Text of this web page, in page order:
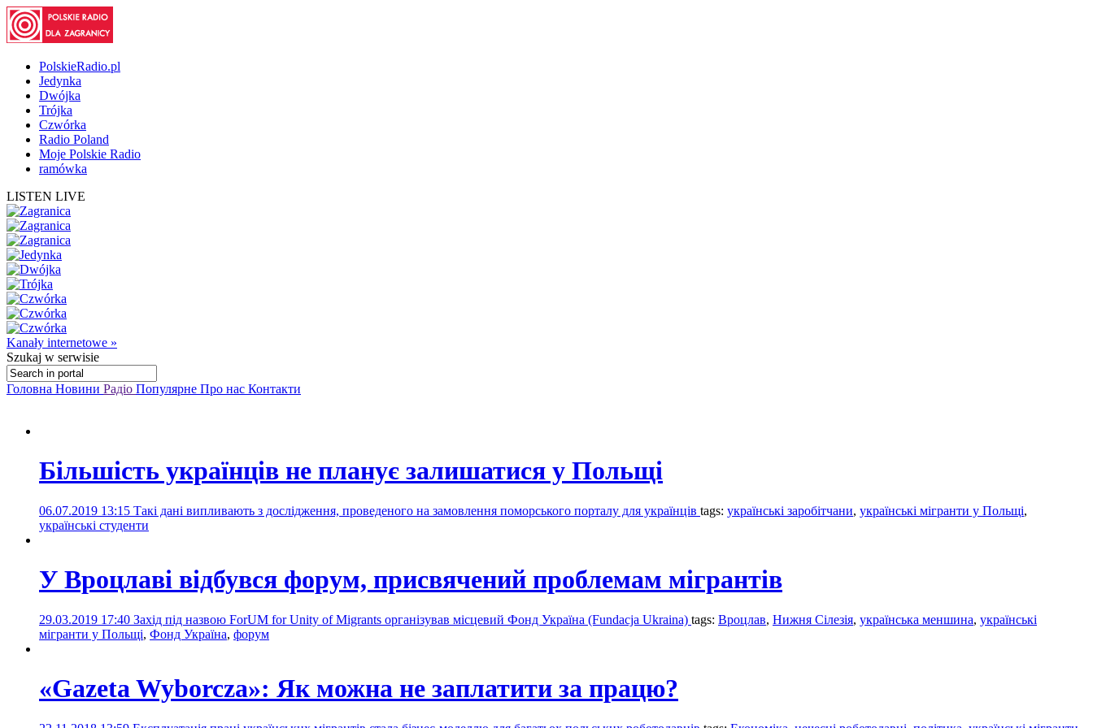
PolskieRadio.pl
Jedynka
Dwójka
Trójka
Czwórka
Radio Poland
Moje Polskie Radio
ramówka
LISTEN LIVE
Kanały internetowe »
Szukaj w serwisie
Головна Новини Радіо Популярне Про нас Контакти
Більшість українців не планує залишатися у Польщі
06.07.2019 13:15 Такі дані випливають з дослідження, проведеного на замовлення поморського порталу для українців tags: українські заробітчани, українські мігранти у Польщі,
українські студенти
У Вроцлаві відбувся форум, присвячений проблемам мігрантів
29.03.2019 17:40 Захід під назвою ForUM for Unity of Migrants організував місцевий Фонд Україна (Fundacja Ukraina) tags: Вроцлав, Нижня Сілезія, українська меншина, українські
мігранти у Польщі, Фонд Україна, форум
«Gazeta Wyborcza»: Як можна не заплатити за працю?